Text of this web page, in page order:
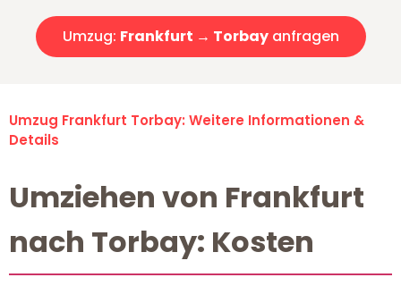
Umzug: Frankfurt → Torbayanfragen
Umzug Frankfurt Torbay: Weitere Informationen &
Details
Umziehen von Frankfurt
nach Torbay: Kosten